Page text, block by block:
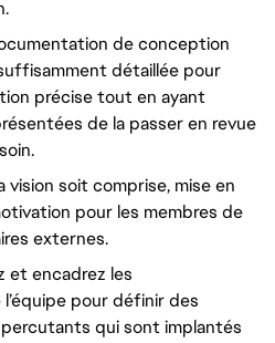
de conception
détaillée pour
précise tout en ayant
de la passer en revue
vision soit comprise, mise en
pour les membres de
externes.
et encadrez les
pour définir des
qui sont implantés